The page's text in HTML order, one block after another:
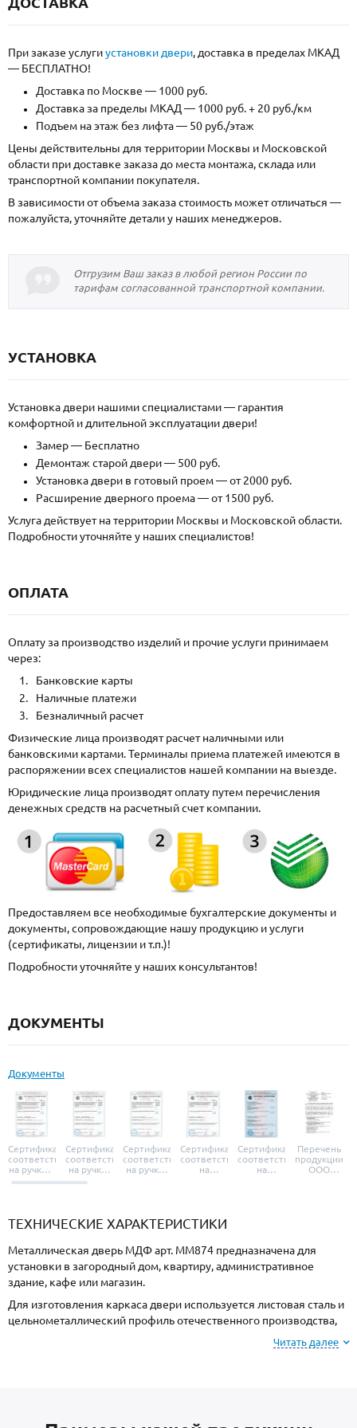
При заказе услугиустановки двери, доставка в пределах МКАД
— БЕСПЛАТНО!
Доставка по Москве — 1000 руб.
Доставка за пределы МКАД — 1000 руб. + 20 руб./км
Подъем на этаж без лифта — 50 руб./этаж
Цены действительны для территории Москвы и Московской
области при доставке заказа до места монтажа, склада или
транспортной компании покупателя.
В зависимости от объема заказа стоимость может отличаться —
пожалуйста, уточняйте детали у наших менеджеров.
Отгрузим Ваш заказ в любой регион России по
тарифам согласованной транспортной компании.
УСТАНОВКА
Установка двери нашими специалистами — гарантия
комфортной и длительной эксплуатации двери!
Замер — Бесплатно
Демонтаж старой двери — 500 руб.
Установка двери в готовый проем — от 2000 руб.
Расширение дверного проема — от 1500 руб.
Услуга действует на территории Москвы и Московской области.
Подробности уточняйте у наших специалистов!
ОПЛАТА
Оплату за производство изделий и прочие услуги принимаем
через:
Банковские карты
Наличные платежи
Безналичный расчет
Физические лица производят расчет наличными или
банковскими картами. Терминалы приема платежей имеются в
распоряжении всех специалистов нашей компании на выезде.
Юридические лица производят оплату путем перечисления
денежных средств на расчетный счет компании.
Предоставляем все необходимые бухгалтерские документы и
документы, сопровождающие нашу продукцию и услуги
(сертификаты, лицензии и т.п.)!
Подробности уточняйте у наших консультантов!
ДОКУМЕНТЫ
Документы
Сертификат
соответствия
на ручки и
броненакладки
Сертификат
соответствия
на ручки-
защелки
Сертификат
соответствия
на ручки-
Сертификат
соответствия
на
Сертификат
соответствия
на
Перечень
продукции
ООО
ТЕХНИЧЕСКИЕ ХАРАКТЕРИСТИКИ
Металлическая дверь МДФ арт. ММ874 предназначена для
установки в загородный дом, квартиру, административное
здание, кафе или магазин.
Для изготовления каркаса двери используется листовая сталь и
цельнометаллический профиль отечественного производства,
сечением 2 мм. Готовая конструкция имеет повышеннуюЧитать далее